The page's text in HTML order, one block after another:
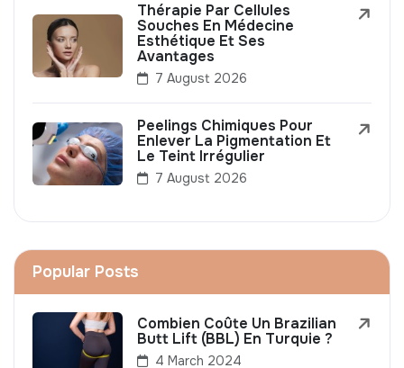
Thérapie Par Cellules
Souches En Médecine
Esthétique Et Ses
Avantages
7 August 2026
Peelings Chimiques Pour
Enlever La Pigmentation Et
Le Teint Irrégulier
7 August 2026
Popular Posts
Combien Coûte Un Brazilian
Butt Lift (BBL) En Turquie ?
4 March 2024